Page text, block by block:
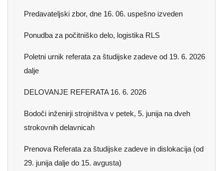
Predavateljski zbor, dne 16. 06. uspešno izveden
Ponudba za počitniško delo, logistika RLS
Poletni urnik referata za študijske zadeve od 19. 6. 2026
dalje
DELOVANJE REFERATA 16. 6. 2026
Bodoči inženirji strojništva v petek, 5. junija na dveh
strokovnih delavnicah
Prenova Referata za študijske zadeve in dislokacija (od
29. junija dalje do 15. avgusta)